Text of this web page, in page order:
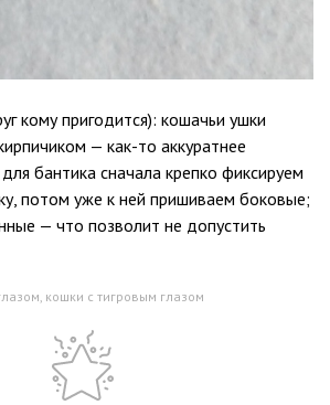
кому пригодится): кошачьи ушки
— как-то аккуратнее
бантика сначала крепко фиксируем
потом уже к ней пришиваем боковые;
— что позволит не допустить
кошки с тигровым глазом